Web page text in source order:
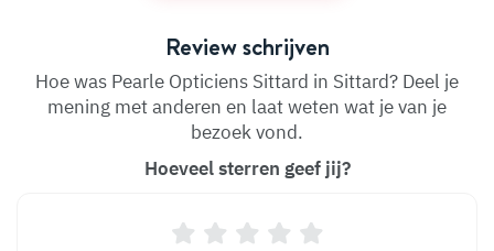
Review schrijven
Hoe was Pearle Opticiens Sittard in Sittard? Deel je
mening met anderen en laat weten wat je van je
bezoek vond.
Hoeveel sterren geef jij?